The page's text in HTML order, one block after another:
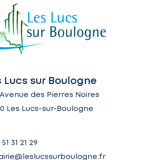
Lucs sur Boulogne
Avenue des Pierres Noires
Les Lucs-sur-Boulogne
31 21 29